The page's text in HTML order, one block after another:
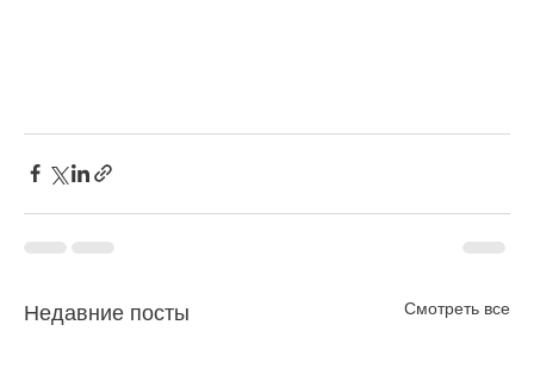
Недавние посты Смотреть все